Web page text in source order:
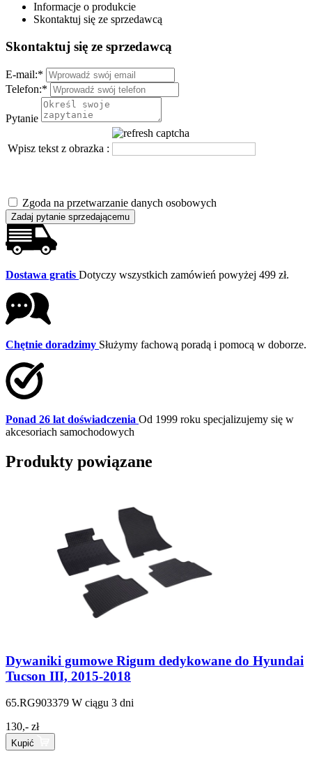
Informacje o produkcie
Skontaktuj się ze sprzedawcą
Skontaktuj się ze sprzedawcą
E-mail:*
Telefon:*
Pytanie
Wpisz tekst z obrazka :
Zgoda na przetwarzanie danych osobowych
Zadaj pytanie sprzedającemu
Dostawa gratis Dotyczy wszystkich zamówień powyżej 499 zł.
Chętnie doradzimy Służymy fachową poradą i pomocą w doborze.
Ponad 26 lat doświadczenia Od 1999 roku specjalizujemy się w
akcesoriach samochodowych
Produkty powiązane
Dywaniki gumowe Rigum dedykowane do Hyundai
Tucson III, 2015-2018
65.RG903379 W ciągu 3 dni
130,- zł
Kupić